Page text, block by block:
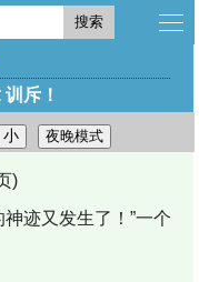
搜索
斥！
小 夜晚模式
)
迹又发生了！”一个